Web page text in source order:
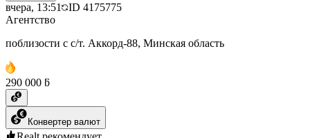
вчера, 13:51 ID 4175775
Агентство
поблизости с с/т. Аккорд-88, Минская область
290 000 ƃ
Конвертер валют